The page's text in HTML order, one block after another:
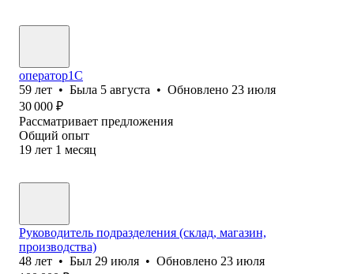
оператор1С
59 лет • Была 5 августа • Обновлено 23 июля
30 000 ₽
Рассматривает предложения
Общий опыт
19 лет 1 месяц
Руководитель подразделения (склад, магазин,
производства)
48 лет • Был 29 июля • Обновлено 23 июля